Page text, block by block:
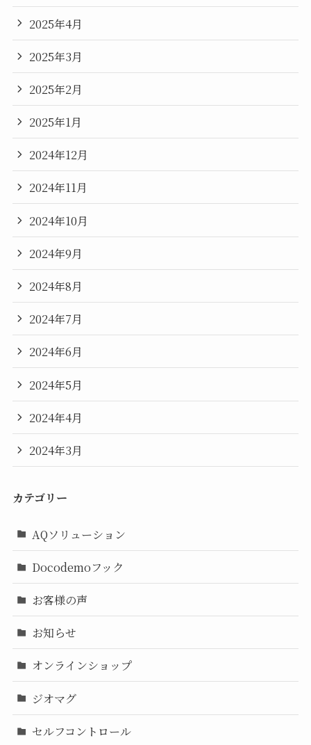
2025年4月
2025年3月
2025年2月
2025年1月
2024年12月
2024年11月
2024年10月
2024年9月
2024年8月
2024年7月
2024年6月
2024年5月
2024年4月
2024年3月
カテゴリー
AQソリューション
Docodemoフック
お客様の声
お知らせ
オンラインショップ
ジオマグ
セルフコントロール